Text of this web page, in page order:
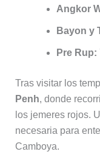
Angkor
Bayon y
Pre Rup:
Tras visitar los
Penh, donde
los jemeres rojos.
necesaria para
Camboya.